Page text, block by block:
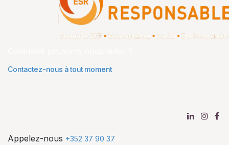
Contactez-nous à tout moment
Appelez-nous +352 37 90 37